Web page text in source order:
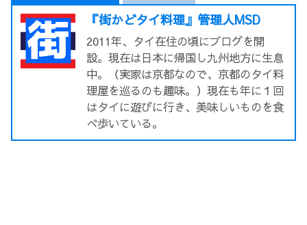
『街かどタイ料理』管理人MSD
2011年、タイ在住の頃にブログを開
設。現在は日本に帰国し九州地方に生息
中。（実家は京都なので、京都のタイ料
理屋を巡るのも趣味。）現在も年に１回
はタイに遊びに行き、美味しいものを食
べ歩いている。